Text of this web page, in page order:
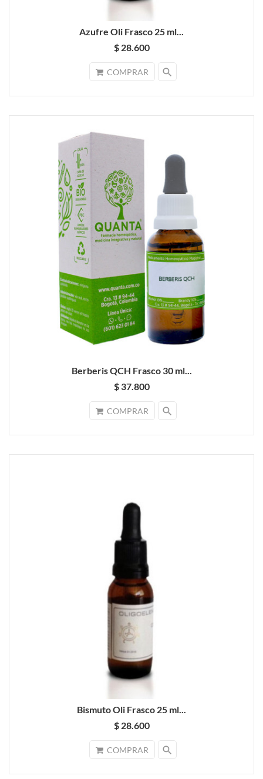
Azufre Oli Frasco 25 ml...
$ 28.600
COMPRAR search
Berberis QCH Frasco 30 ml...
$ 37.800
COMPRAR search
Bismuto Oli Frasco 25 ml...
$ 28.600
COMPRAR search